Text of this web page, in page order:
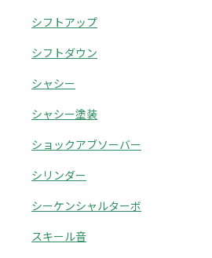
シフトアップ
シフトダウン
シャシー
シャシー塗装
ショックアブソーバー
シリンダー
シーケンシャルターボ
スキール音